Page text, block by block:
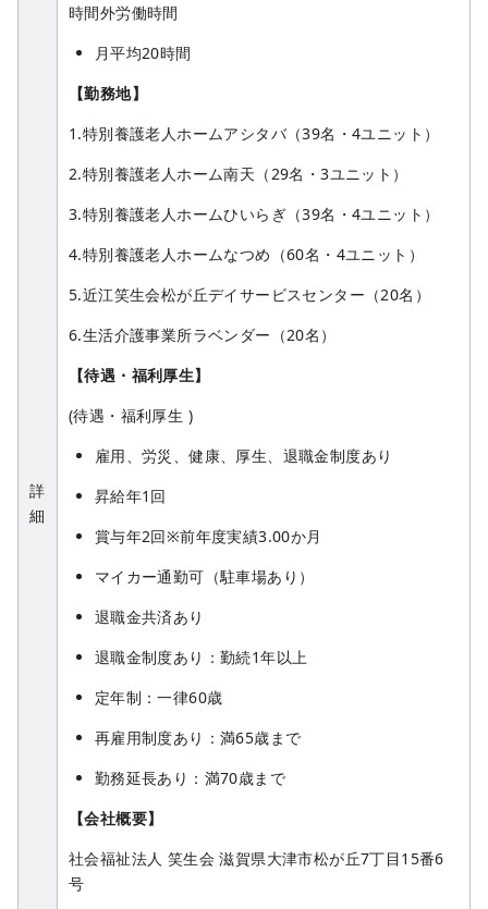
詳
細
時間外労働時間
月平均20時間
【勤務地】
1.特別養護老人ホームアシタバ（39名・4ユニット）
2.特別養護老人ホーム南天（29名・3ユニット）
3.特別養護老人ホームひいらぎ（39名・4ユニット）
4.特別養護老人ホームなつめ（60名・4ユニット）
5.近江笑生会松が丘デイサービスセンター（20名）
6.生活介護事業所ラベンダー（20名）
【待遇・福利厚生】
(待遇・福利厚生 )
雇用、労災、健康、厚生、退職金制度あり
昇給年1回
賞与年2回※前年度実績3.00か月
マイカー通勤可（駐車場あり）
退職金共済あり
退職金制度あり：勤続1年以上
定年制：一律60歳
再雇用制度あり：満65歳まで
勤務延長あり：満70歳まで
【会社概要】
社会福祉法人 笑生会 滋賀県大津市松が丘7丁目15番6
号